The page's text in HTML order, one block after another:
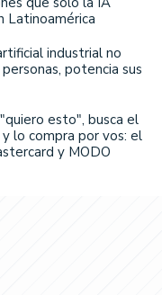
Latinoamérica
industrial no
potencia sus
esto", busca el
lo compra por vos: el
y MODO